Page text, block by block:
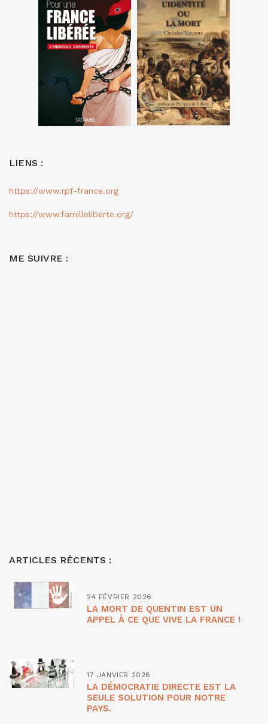
LIENS :
https://www.rpf-france.org
https://www.familleliberte.org/
ME SUIVRE :
ARTICLES RÉCENTS :
24 FÉVRIER 2026
LA MORT DE QUENTIN EST UN
APPEL À CE QUE VIVE LA FRANCE !
17 JANVIER 2026
LA DÉMOCRATIE DIRECTE EST LA
SEULE SOLUTION POUR NOTRE
PAYS.